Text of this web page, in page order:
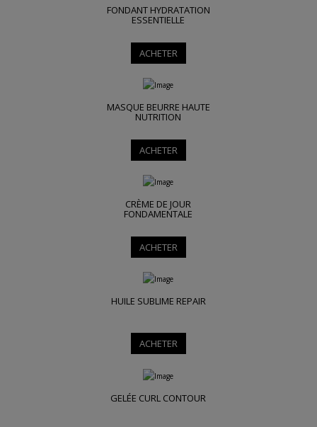
FONDANT HYDRATATION
ESSENTIELLE
ACHETER
MASQUE BEURRE HAUTE
NUTRITION
ACHETER
CRÈME DE JOUR
FONDAMENTALE
ACHETER
HUILE SUBLIME REPAIR
ACHETER
GELÉE CURL CONTOUR